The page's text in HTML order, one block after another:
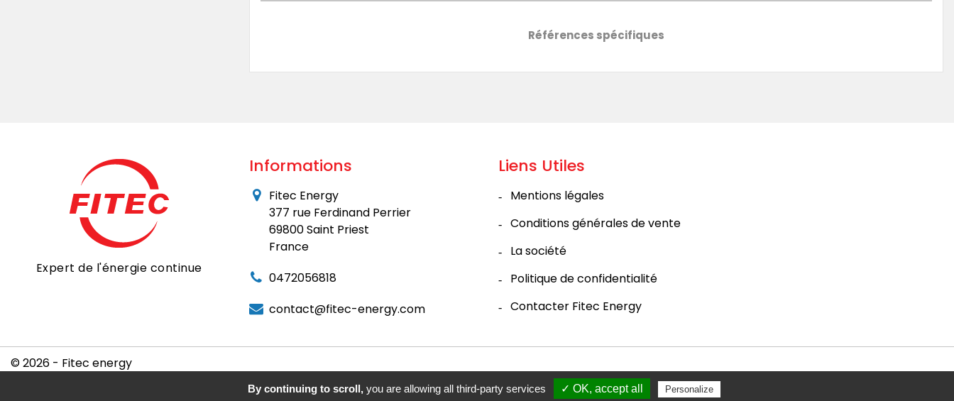
Références spécifiques
Expert de l'énergie continue
Informations
Fitec Energy
377 rue Ferdinand Perrier
69800 Saint Priest
France
0472056818
contact@fitec-energy.com
Liens Utiles
Mentions légales
Conditions générales de vente
La société
Politique de confidentialité
Contacter Fitec Energy
© 2026 - Fitec energy
By continuing to scroll, you are allowing all third-party services ✓ OK, accept all Personalize